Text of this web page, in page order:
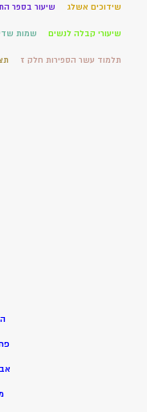
שידוכים אשלג שיעור בספר
שיעורי קבלה לנשים שמות
תלמוד עשר הספירות חלק ז